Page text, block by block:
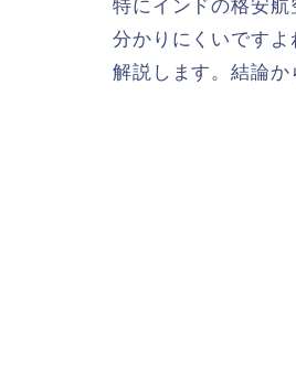
特にインドの格安航
分かりにくいです
解説します。結論か